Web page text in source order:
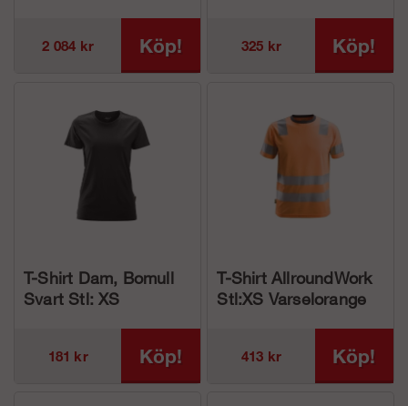
2 084 kr Köp! 325 kr Köp!
T-Shirt Dam, Bomull
Svart Stl: XS
181 kr Köp!
T-Shirt AllroundWork
Stl:XS Varselorange
413 kr Köp!